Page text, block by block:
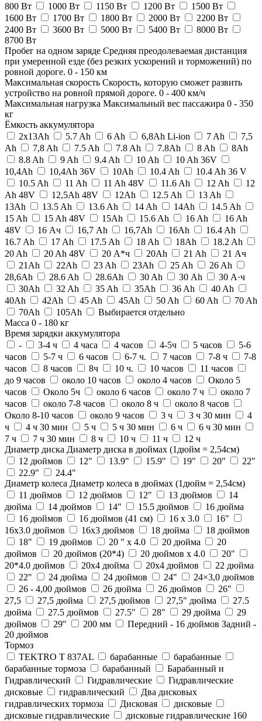
800 Вт
1000 Вт 1150 Вт 1200 Вт
1500 Вт
1600 Вт
1700 Вт 1800 Вт 2000 Вт
2200 Вт
2400 Вт
3600 Вт 5000 Вт 5400 Вт
8000 Вт
8700 Вт
Пробег на одном заряде Средняя преодолеваемая дистанция
при умеренной езде (без резких ускорений и торможений) по
ровной дороге. 0 - 150 км
Максимальная скорость Скорость, которую сможет развить
устройство на ровной прямой дороге. 0 - 400 км/ч
Максимальная нагрузка Максимальный вес пассажира 0 - 350
кг
Ёмкость аккумулятора
2x13Ah
5.7 Ah 6 Ah 6,8Ah Li-ion 7 Ah
7,5
Ah
7,8 Ah 7.5 Ah 7.8 Ah 7.8Ah 8 Ah
8Ah
8.8 Ah
9 Ah 9.4 Ah 10 Ah
10 Ah 36V
10,4Ah
10,4Ah 36V 10Ah 10.4 Ah
10.4 Ah 36 V
10.5 Ah
11 Ah 11 Ah 48V 11.6 Ah 12 Ah
12
Ah 48V
12,5Ah 48V 12Ah 12.5 Ah
13 Ah
13Ah
13.5 Ah 13.6 Ah 14 Ah 14Ah
14.5 Ah
15 Ah
15 Ah 48V 15Ah 15.6 Ah 16 Ah
16 Ah
48V
16 Ач 16,7 Ah 16,7Ah 16Ah
16.4 Ah
16.7 Ah
17 Ah 17.5 Ah 18 Ah 18Ah
18.2 Ah
20 Ah
20 Ah 48V 20 А*ч 20Ah 21 Ah
21 Ач
21Ah
22Ah 23 Ah 23Ah 25 Ah
26 Ah
28,6Ah
28.6 Ah 28.6Ah 30 Ah 30 Аh
30 А·ч
30Ah
32 Ah 35 Ah 35Ah 36 Ah
40 Ah
40Ah
42Ah 45 Ah 45Ah 50 Ah 60 Ah
70 Ah
70Ah
105Ah
Выбирается отдельно
Масса 0 - 180 кг
Время зарядки аккумулятора
-
3-4 ч 4 часа 4 часов 4-5ч 5 часов
5-6
часов
5-7 ч 6 часов 6-7 ч. 7 часов 7-8 ч
7-8
часов
8 часов 8ч 10 ч. 10 часов
11 часов
до 9 часов
около 10 часов около 4 часов
Около 5
часов
Около 5ч около 6 часов около 7 ч
около 7
часов
около 7-8 часов около 8 ч
около 8 часов
Около 8-10 часов
около 9 часов 3 ч 3 ч 30 мин
4
ч
4 ч 30 мин 5 ч 5 ч 30 мин 6 ч
6 ч 30 мин
7 ч
7 ч 30 мин 8 ч 10 ч 11 ч
12 ч
Диаметр диска Диаметр диска в дюймах (1дюйм = 2,54см)
12 дюймов
12" 13.9" 15.9" 19" 20"
22"
22.9"
24.4"
Диаметр колеса Диаметр колеса в дюймах (1дюйм = 2,54см)
11 дюймов
12 дюймов 12" 13 дюймов
14
дюйма
14 дюймов 14" 15.5 дюймов
16 дюйма
16 дюймов
16 дюймов (41 см) 16 х 3.0
16"
16x3.0 дюймов
16х3 дюймов 18 дюйма
18 дюймов
18"
19 дюймов 20 " x 4.0 20 дюйма
20
дюймов
20 дюймов (20*4) 20 дюймов х 4.0
20"
20*4.0 дюймов
20x4 дюйма 20x4 дюймов
22 дюйма
22"
24 дюйма 24 дюймов 24"
24×3,0 дюймов
26 - 4,00 дюймов
26 дюйма 26 дюймов
26"
27,5
27,5 дюйма 27,5 дюймов 27,5" дюйма
27.5
дюйма
27.5 дюймов 27.5" 28" 29 дюйма
29
дюймов
29" 200 мм
Передний - 16 дюймов Задний -
20 дюймов
Тормоз
TEKTRO T 837AL
барабанныe
барабанные
барабанные тормоза
барабанный
Барабанный и
Гидравлический
Гидравлические
Гидравлические
дисковые
гидравлический
Два дисковых
гидравлических тормоза
Дисковая
дисковые
дисковые гидравлические
дисковые гидравлические 160